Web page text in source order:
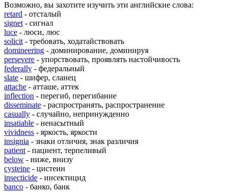
Возможно, вы захотите изучить эти английские слова:
retard - отсталый
signet - сигнал
luce - люси, люс
solicit - требовать, ходатайствовать
domineering - доминирование, доминируя
persevere - упорствовать, проявлять настойчивость
federally - федеральный
slate - шифер, сланец
attache - атташе, аттек
inflection - перегиб, перегибание
disseminate - распространять, распространение
casually - случайно, непринужденно
insatiable - ненасытный
vividness - яркость, яркости
insignia - знаки отличия, знак различия
patient - пациент, терпеливый
below - ниже, внизу
cysteine - цистеин
insecticide - инсектицид
banco - банко, банк